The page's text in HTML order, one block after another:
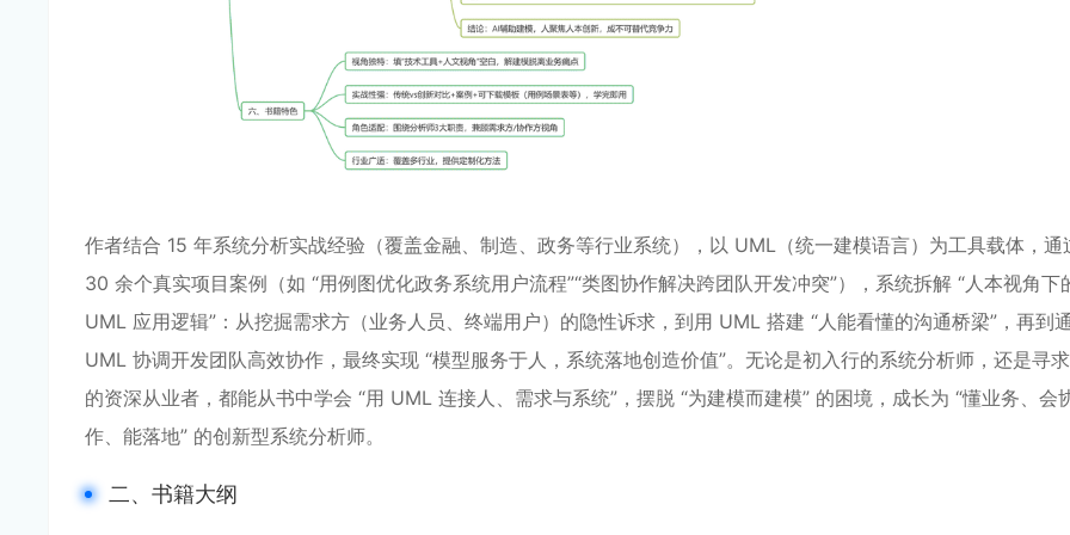
作者结合 15 年系统分析实战经验（覆盖金融、制造、政务等行业系统），以 UML（统一建模语言）为工具载体，通
30 余个真实项目案例（如 “用例图优化政务系统用户流程”“类图协作解决跨团队开发冲突”），系统拆解 “人本视角下
UML 应用逻辑”：从挖掘需求方（业务人员、终端用户）的隐性诉求，到用 UML 搭建 “人能看懂的沟通桥梁”，再到
UML 协调开发团队高效协作，最终实现 “模型服务于人，系统落地创造价值”。无论是初入行的系统分析师，还是寻
的资深从业者，都能从书中学会 “用 UML 连接人、需求与系统”，摆脱 “为建模而建模” 的困境，成长为 “懂业务、会
作、能落地” 的创新型系统分析师。
二、书籍大纲